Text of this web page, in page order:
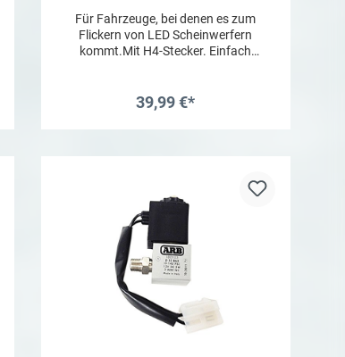
Für Fahrzeuge, bei denen es zum
Flickern von LED Scheinwerfern
kommt.Mit H4-Stecker. Einfach
39,99 €*